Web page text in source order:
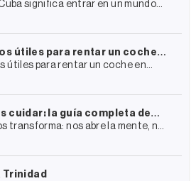
vivir la experiencia
significa entrar en un mundo
útiles para rentar un coche
útiles para rentar un coche en
plan de viaje a Cuba de seguro has
cuidar: la guía completa de
Group para un turismo más
transforma: nos abre la mente, nos
otras culturas y nos regala
Trinidad